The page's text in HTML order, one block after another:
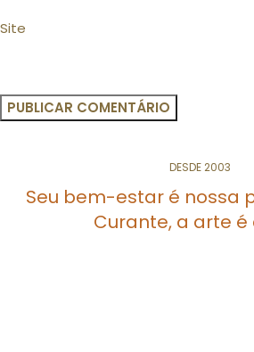
Site
DESDE 2003
Seu bem-estar é nossa
Curante, a arte é